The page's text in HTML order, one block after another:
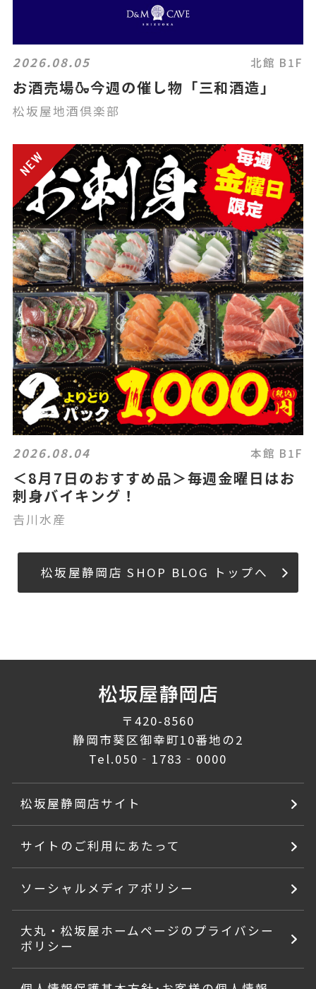
2026.08.05 北館 B1F
お酒売場🍶今週の催し物「三和酒造」
松坂屋地酒倶楽部
2026.08.04 本館 B1F
＜8月7日のおすすめ品＞毎週金曜日はお
刺身バイキング！
𠮷川水産
松坂屋静岡店 SHOP BLOG トップへ
〒420-8560
静岡市葵区御幸町10番地の2
Tel.050‐1783‐0000
松坂屋静岡店サイト
サイトのご利用にあたって
ソーシャルメディアポリシー
大丸・松坂屋ホームページのプライバシー
ポリシー